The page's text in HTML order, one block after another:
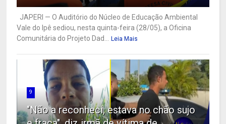
JAPERI — O Auditório do Núcleo de Educação Ambiental
Vale do Ipê sediou, nesta quinta-feira (28/05), a Oficina
Comunitária do Projeto Dad...
Leia Mais
9
"Não a reconheci, estava no chão sujo